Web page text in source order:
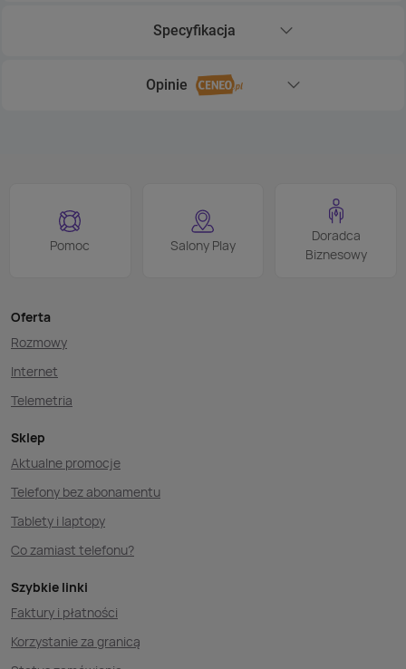
Specyfikacja
Rozwiń sekcję Specyfikacja
Opinie
Rozwiń sekcję Opinie
Pomoc Salony Play
Doradca
Biznesowy
Oferta
Rozmowy
Internet
Telemetria
Sklep
Aktualne promocje
Telefony bez abonamentu
Tablety i laptopy
Co zamiast telefonu?
Szybkie linki
Faktury i płatności
Korzystanie za granicą